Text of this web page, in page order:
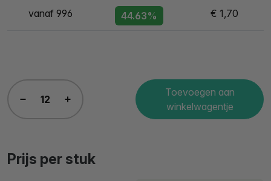
vanaf 996 44.63% € 1,70
Toevoegen aan
winkelwagentje
Prijs per stuk